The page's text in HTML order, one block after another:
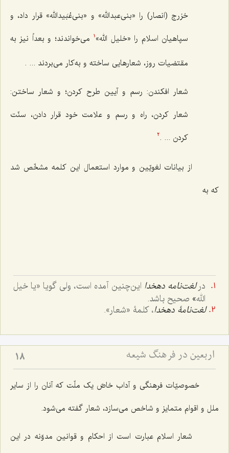
خزرج (انصار) را «بنی‌عبدالله» و «بنی‌عُبَیدالله» قرار داد، و
سپاهیان اسلام را «خلیل الله» 1
می‌خواندند؛ و بعداً نیز به
مقتضیات روز، شعارهایی ساخته و به‌کار می‌بردند ... .
شعار افکندن: رسم و آیین طرح کردن؛ و شعار ساختن:
شعار کردن، راه و رسم و علامت خود قرار دادن، سنّت
کردن ... .2
از بیانات لغویّین و موارد استعمال این کلمه مشخّص شد
که به
درلغت‌نامه دهخدا این‌چنین آمده است، ولی گویا «یا خیل
الله» صحیح باشد.
لغت‌نامۀ دهخدا، کلمۀ «شعار».
اربعین در فرهنگ شیعه 18
خصوصیّات فرهنگی و آداب خاصّ یک ملّت که آنان را از سایر
ملل و اقوام متمایز و شاخص می‌سازد، شعار گفته می‌شود.
شعار اسلام عبارت است از احکام و قوانین مدوّنه در این